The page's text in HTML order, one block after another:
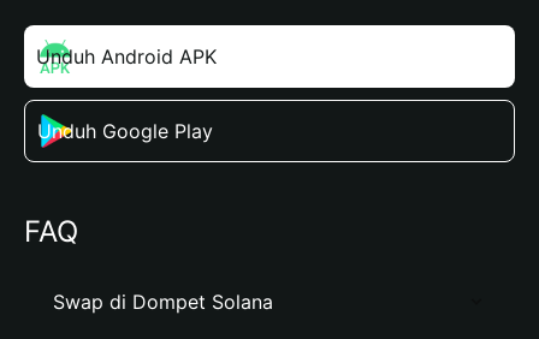
Unduh Android APK
Unduh Google Play
FAQ
Swap di Dompet Solana